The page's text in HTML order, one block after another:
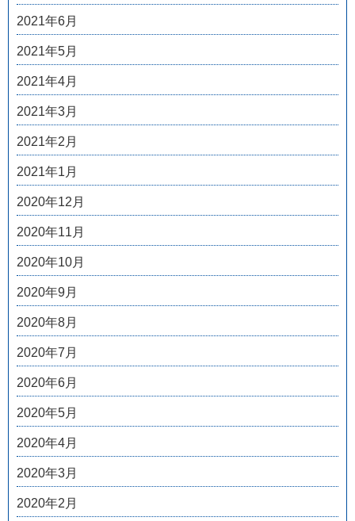
2021年6月
2021年5月
2021年4月
2021年3月
2021年2月
2021年1月
2020年12月
2020年11月
2020年10月
2020年9月
2020年8月
2020年7月
2020年6月
2020年5月
2020年4月
2020年3月
2020年2月